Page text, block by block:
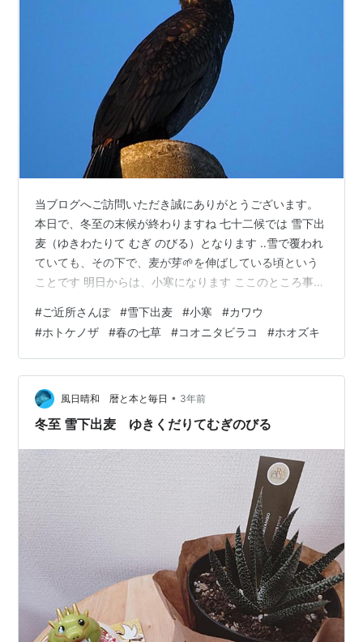
当ブログへご訪問いただき誠にありがとうございます。
本日で、冬至の末候が終わりますね 七十二候では 雪下出
麦（ゆきわたりて むぎ のびる）となります ‥雪で覆われ
ていても、その下で、麦が芽🌱を伸ばしている頃という
ことです 明日からは、小寒になります ここのところ事情
なかなか体の方がついていけませんね 本日は、久しぶり
に、散歩に出ることができました それでは、ご近所さん
ぽです 先ずは、カワウとスズメです 続いて、ジョウビタ
キとキセキレイです この２枚は、陰で暗かったせいもあ
り、うまく撮れていません どんな状況でも、うまく撮れ
る方法を身につけた…
#ご近所さんぽ #雪下出麦 #小寒 #カワウ
#ホトケノザ #春の七草 #コオニタビラコ #ホオズキ
風日晴和 暦と本と毎日 • 3年前
冬至 雪下出麦 ゆきくだりてむぎのびる